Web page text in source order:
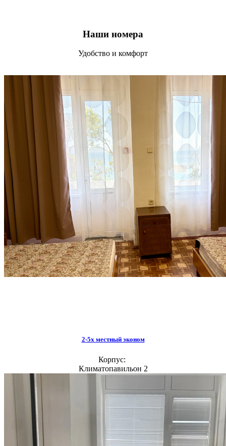
Наши номера
Удобство и комфорт
2-5х местный эконом
Корпус:
Климатопавильон 2